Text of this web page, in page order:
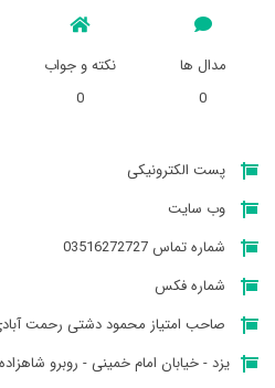
مدال ها
0
نکته و جواب
0
پست الکترونیکی
وب سایت
شماره تماس 03516272727
شماره فکس
صاحب امتیاز محمود دشتی رحمت
یزد - خیابان امام خمینی - روبرو